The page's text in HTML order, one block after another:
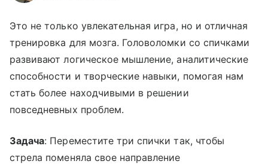
Это не только увлекательная игра, но и отличная
тренировка для мозга. Головоломки со спичками
развивают логическое мышление, аналитические
способности и творческие навыки, помогая нам
стать более находчивыми в решении
повседневных проблем.
Задача: Переместите три спички так, чтобы
стрела поменяла свое направление